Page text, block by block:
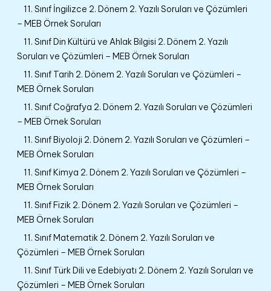
11. Sınıf İngilizce 2. Dönem 2. Yazılı Soruları ve Çözümleri
– MEB Örnek Soruları
11. Sınıf Din Kültürü ve Ahlak Bilgisi 2. Dönem 2. Yazılı
Soruları ve Çözümleri – MEB Örnek Soruları
11. Sınıf Tarih 2. Dönem 2. Yazılı Soruları ve Çözümleri –
MEB Örnek Soruları
11. Sınıf Coğrafya 2. Dönem 2. Yazılı Soruları ve Çözümleri
– MEB Örnek Soruları
11. Sınıf Biyoloji 2. Dönem 2. Yazılı Soruları ve Çözümleri –
MEB Örnek Soruları
11. Sınıf Kimya 2. Dönem 2. Yazılı Soruları ve Çözümleri –
MEB Örnek Soruları
11. Sınıf Fizik 2. Dönem 2. Yazılı Soruları ve Çözümleri –
MEB Örnek Soruları
11. Sınıf Matematik 2. Dönem 2. Yazılı Soruları ve
Çözümleri – MEB Örnek Soruları
11. Sınıf Türk Dili ve Edebiyatı 2. Dönem 2. Yazılı Soruları ve
Çözümleri – MEB Örnek Soruları